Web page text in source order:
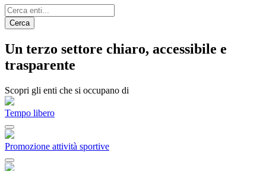
Cerca
Un terzo settore chiaro, accessibile e
trasparente
Scopri gli enti che si occupano di
Tempo libero
Promozione attività sportive